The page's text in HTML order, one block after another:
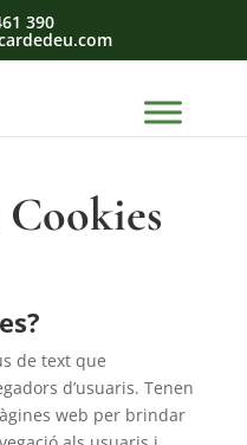
390
de text que
d’usuaris. Tenen
web per brindar